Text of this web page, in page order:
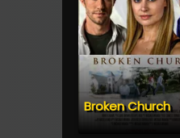
Broken Church